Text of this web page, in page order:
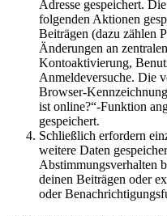
Adresse gespeichert.
folgenden Aktionen
Beiträgen (dazu zählen
Änderungen an
Kontoaktivierung,
Anmeldeversuche. Die
Browser-
ist online?“-Funktion
gespeichert.
Schließlich erfordern
weitere Daten
Abstimmungsverhalten
deinen Beiträgen oder
oder